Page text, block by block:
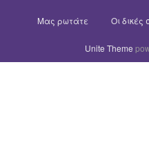
Μας ρωτάτε Οι δικές
Unite Theme